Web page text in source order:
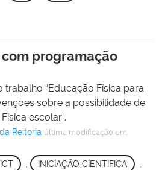
programação
trabalho “Educação Física para
sobre a possibilidade de
escolar”.
Reitoria última modificação em
INICIAÇÃO CIENTÍFICA